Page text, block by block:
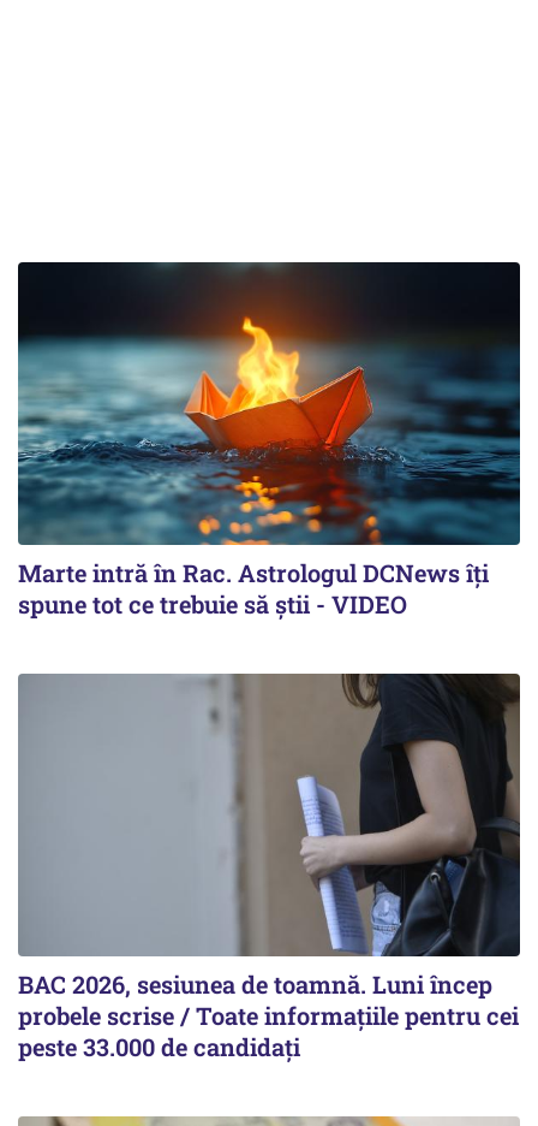
Marte intră în Rac. Astrologul DCNews îți
spune tot ce trebuie să știi - VIDEO
BAC 2026, sesiunea de toamnă. Luni încep
probele scrise / Toate informațiile pentru cei
peste 33.000 de candidați